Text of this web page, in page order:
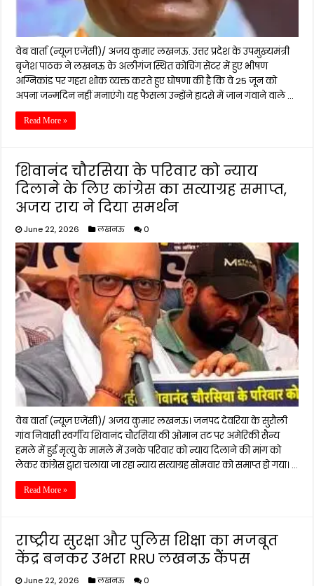
वेब वार्ता (न्यूज़ एजेंसी)/ अजय कुमार लखनऊ. उत्तर प्रदेश के उपमुख्यमंत्री
बृजेश पाठक ने लखनऊ के अलीगंज स्थित कोचिंग सेंटर में हुए भीषण
अग्निकांड पर गहरा शोक व्यक्त करते हुए घोषणा की है कि वे 25 जून को
अपना जन्मदिन नहीं मनाएंगे। यह फैसला उन्होंने हादसे में जान गंवाने वाले …
Read More »
शिवानंद चौरसिया के परिवार को न्याय
दिलाने के लिए कांग्रेस का सत्याग्रह समाप्त,
अजय राय ने दिया समर्थन
June 22, 2026 लखनऊ 0
वेब वार्ता (न्यूज़ एजेंसी)/ अजय कुमार लखनऊ। जनपद देवरिया के सुरौली
गांव निवासी स्वर्गीय शिवानंद चौरसिया की ओमान तट पर अमेरिकी सैन्य
हमले में हुई मृत्यु के मामले में उनके परिवार को न्याय दिलाने की मांग को
लेकर कांग्रेस द्वारा चलाया जा रहा न्याय सत्याग्रह सोमवार को समाप्त हो गया। …
Read More »
राष्ट्रीय सुरक्षा और पुलिस शिक्षा का मजबूत
केंद्र बनकर उभरा RRU लखनऊ कैंपस
June 22, 2026 लखनऊ 0